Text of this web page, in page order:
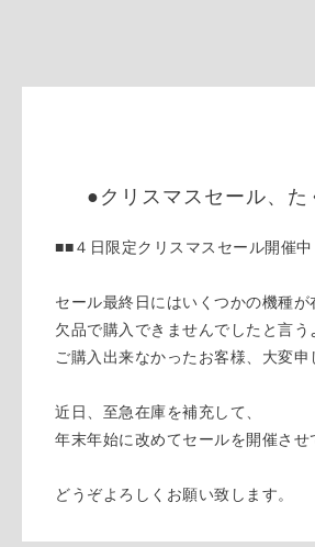
●クリスマスセール、た
■■４日限定クリスマスセール開催
セール最終日にはいくつかの機種が
欠品で購入できませんでしたと言う
ご購入出来なかったお客様、大変申
近日、至急在庫を補充して、
年末年始に改めてセールを開催させ
どうぞよろしくお願い致します。